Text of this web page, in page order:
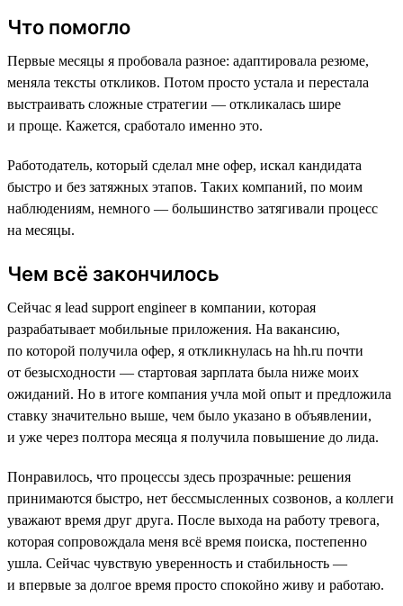
Что помогло
Первые месяцы я пробовала разное: адаптировала резюме,
меняла тексты откликов. Потом просто устала и перестала
выстраивать сложные стратегии — откликалась шире
и проще. Кажется, сработало именно это.
Работодатель, который сделал мне офер, искал кандидата
быстро и без затяжных этапов. Таких компаний, по моим
наблюдениям, немного — большинство затягивали процесс
на месяцы.
Чем всё закончилось
Сейчас я lead support engineer в компании, которая
разрабатывает мобильные приложения. На вакансию,
по которой получила офер, я откликнулась на hh.ru почти
от безысходности — стартовая зарплата была ниже моих
ожиданий. Но в итоге компания учла мой опыт и предложила
ставку значительно выше, чем было указано в объявлении,
и уже через полтора месяца я получила повышение до лида.
Понравилось, что процессы здесь прозрачные: решения
принимаются быстро, нет бессмысленных созвонов, а коллеги
уважают время друг друга. После выхода на работу тревога,
которая сопровождала меня всё время поиска, постепенно
ушла. Сейчас чувствую уверенность и стабильность —
и впервые за долгое время просто спокойно живу и работаю.